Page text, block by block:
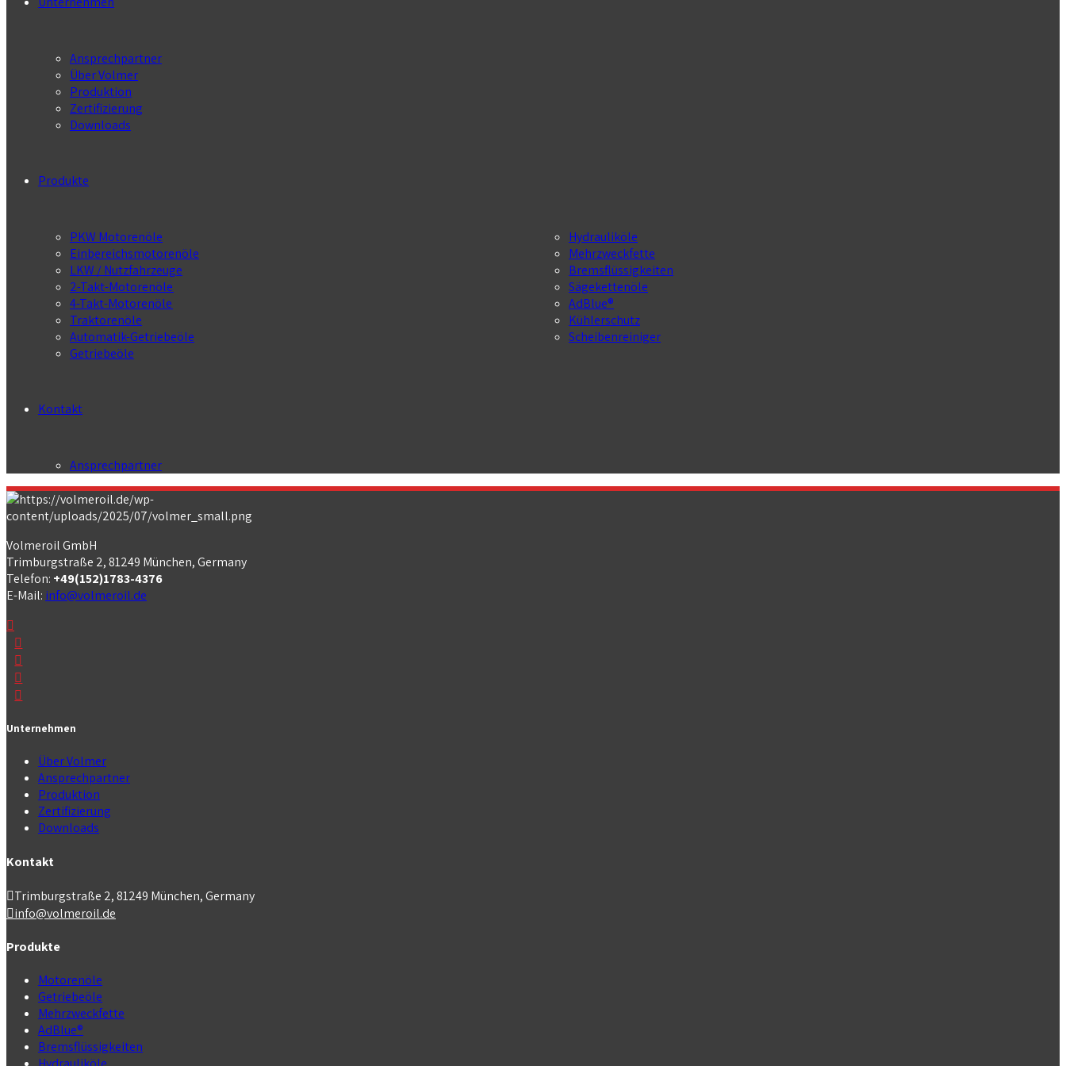
Ansprechpartner
Über Volmer
Produktion
Zertifizierung
Downloads
Produkte
PKW Motorenöle
Einbereichsmotorenöle
LKW / Nutzfahrzeuge
2-Takt-Motorenöle
4-Takt-Motorenöle
Traktorenöle
Automatik-Getriebeöle
Getriebeöle
Hydrauliköle
Mehrzweckfette
Bremsflüssigkeiten
Sägekettenöle
AdBlue®
Kühlerschutz
Scheibenreiniger
Kontakt
Ansprechpartner
Volmeroil GmbH
Trimburgstraße 2, 81249 München, Germany
Telefon: +49(152)1783-4376
E-Mail: info@volmeroil.de
Unternehmen
Über Volmer
Ansprechpartner
Produktion
Zertifizierung
Downloads
Kontakt
Trimburgstraße 2, 81249 München, Germany
info@volmeroil.de
Produkte
Motorenöle
Getriebeöle
Mehrzweckfette
AdBlue®
Bremsflüssigkeiten